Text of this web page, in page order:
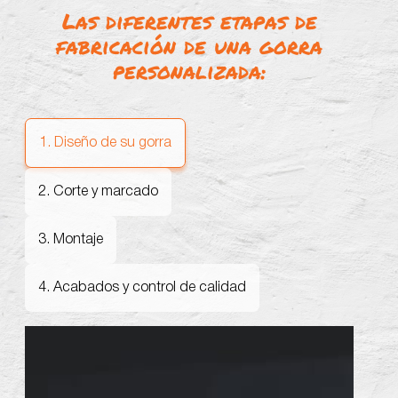
Las diferentes etapas de
fabricación de una gorra
personalizada:
1. Diseño de su gorra
2. Corte y marcado
3. Montaje
4. Acabados y control de calidad